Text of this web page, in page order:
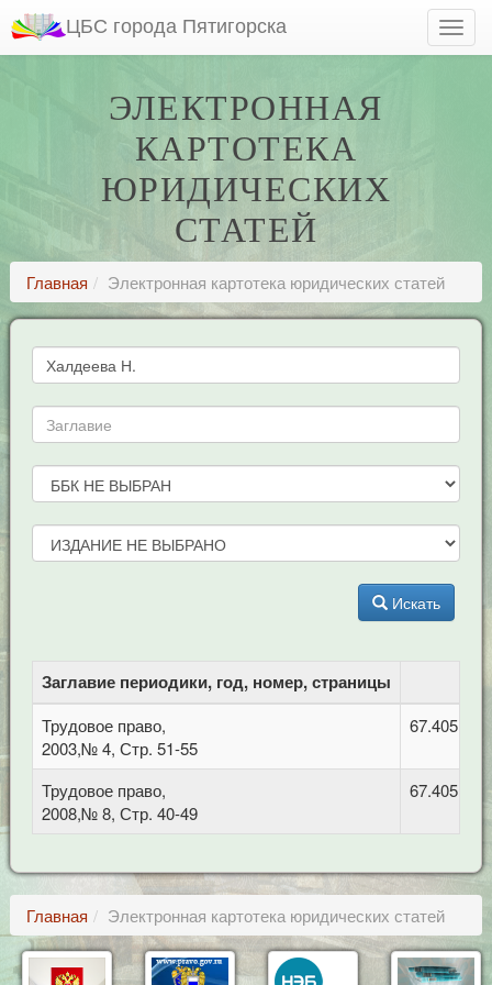
ЦБС города Пятигорска
ЭЛЕКТРОННАЯ
КАРТОТЕКА
ЮРИДИЧЕСКИХ
СТАТЕЙ
Главная Электронная картотека юридических статей
Искать
Заглавие периодики, год, номер, страницы
Трудовое право,
2003,№ 4, Стр. 51-55
67.405
Трудовое право,
2008,№ 8, Стр. 40-49
67.405
Главная Электронная картотека юридических статей